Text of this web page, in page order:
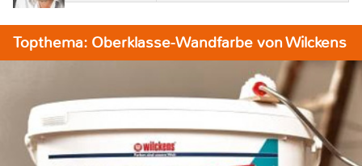
Topthema: Oberklasse-Wandfarbe von Wilckens